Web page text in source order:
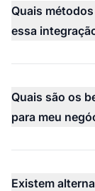
Quais
essa
Quais são os
para meu
Existem